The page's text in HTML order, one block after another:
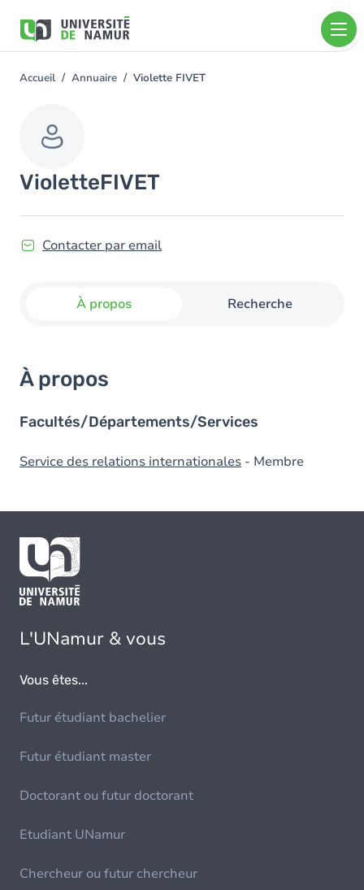
contenu
You
Accueil Annuaire Violette FIVET
VioletteFIVET
Contacter par email
À propos Recherche
À propos
Facultés/Départements/Services
Service des relations internationales - Membre
L'UNamur & vous
Vous êtes...
Futur étudiant bachelier
Futur étudiant master
Doctorant ou futur doctorant
Etudiant UNamur
Chercheur ou futur chercheur